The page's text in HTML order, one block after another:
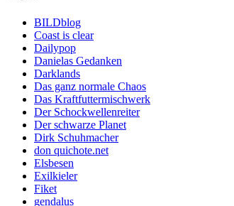
BILDblog
Coast is clear
Dailypop
Danielas Gedanken
Darklands
Das ganz normale Chaos
Das Kraftfuttermischwerk
Der Schockwellenreiter
Der schwarze Planet
Dirk Schuhmacher
don quichote.net
Elsbesen
Exilkieler
Fiket
gendalus